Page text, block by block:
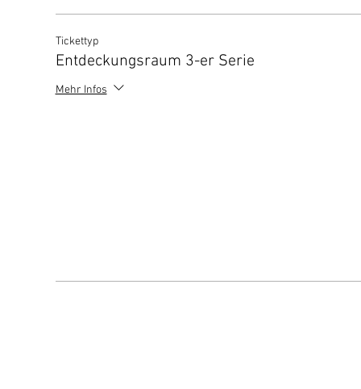
Tickettyp
Entdeckungsraum 3-er Serie
Mehr Infos